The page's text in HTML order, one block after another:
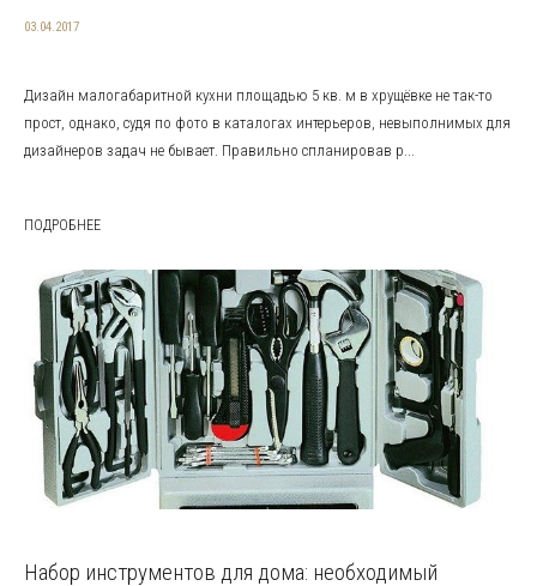
03.04.2017
Дизайн малогабаритной кухни площадью 5 кв. м в хрущёвке не так-то
прост, однако, судя по фото в каталогах интерьеров, невыполнимых для
дизайнеров задач не бывает. Правильно спланировав р...
ПОДРОБНЕЕ
Набор инструментов для дома: необходимый